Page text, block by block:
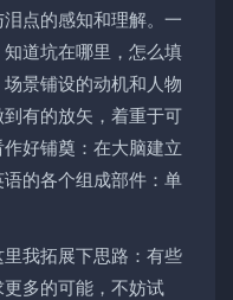
点的感知和理解。一
道坑在哪里，怎么填
景铺设的动机和人物
有的放矢，着重于可
好铺奠：在大脑建立
的各个组成部件：单
我拓展下思路：有些
多的可能，不妨试